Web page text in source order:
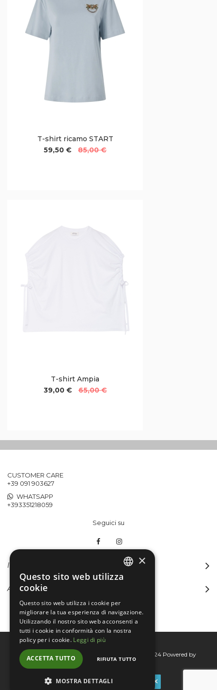
T-shirt ricamo START
59,50 €
85,00 €
T-shirt Ampia
39,00 €
65,00 €
CUSTOMER CARE
+39 091 903627
WHATSAPP
+393351218059
Seguici su
INFORMAZIONI
ACCOUNT
Bertini group srl © 2015-2026 - P.I. 06076830824 Powered by
Connecta
×
Questo sito web utilizza
cookie
Questo sito web utilizza i cookie per
migliorare la tua esperienza di navigazione.
Utilizzando il nostro sito web acconsenti a
tutti i cookie in conformità con la nostra
policy per i cookie. Leggi di più
ACCETTA TUTTO RIFIUTA TUTTO
MOSTRA DETTAGLI